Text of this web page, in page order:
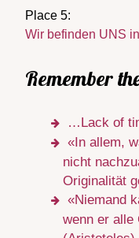
Place 5:
Wir befinden UNS
Remember
…Lack of
«In allem,
nicht
Originalität
«Niemand
wenn er alle